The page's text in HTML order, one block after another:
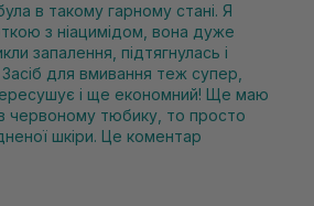
в такому гарному стані. Я
з ніацимідом, вона дуже
запалення, підтягнулась і
для вмивання теж супер,
і ще економний! Ще маю
червоному тюбику, то просто
шкіри. Це коментар